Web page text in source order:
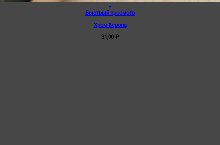
+
Этот
имеет
вариаций.
Быстрый просмотр
Хром Верона
31,00 ₽